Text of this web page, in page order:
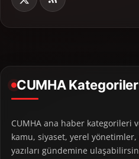
CUMHA
CUMHA ana haber kategorileri
kamu, siyaset, yerel
yazıları gündemine